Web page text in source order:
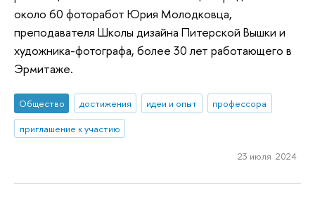
около 60 фоторабот Юрия Молодковца,
преподавателя Школы дизайна Питерской Вышки и
художника-фотографа, более 30 лет работающего в
Эрмитаже.
Общество достижения идеи и опыт
профессора
приглашение к участию
23 июля 2024